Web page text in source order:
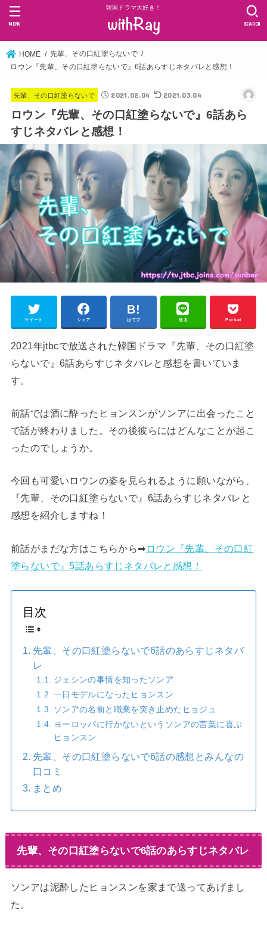
韓国ドラマ大好き！
SEARCH
MENU
HOME
先輩、その口紅塗らないで
ロウン『先輩、その口紅塗らないで』6話あらすじネタバレと感想！
先輩、その口紅塗らないで 2021.02.04 2021.03.04
ロウン『先輩、その口紅塗らないで』6話あら
すじネタバレと感想！
ツイート シェア はてブ 送る Pocket
2021年jtbcで放送された韓国ドラマ『先輩、その口紅塗
らないで』6話あらすじネタバレと感想を書いていま
す。
前話では酒に酔ったヒョンスンがソンアに出会ったこと
で話が終わりました。その後彼らにはどんなことが起こ
ったのでしょうか。
今回も可愛いロウンの姿を見られるように願いながら、
『先輩、その口紅塗らないで』6話あらすじネタバレと
感想を紹介しますね！
前話がまだな方はこちらから➡︎ ロウン『先輩、その口紅
塗らないで』5話あらすじネタバレと感想！
目次
先輩、その口紅塗らないで6話のあらすじネタバ
レ
ジェシンの事情を知ったソンア
一日モデルになったヒョンスン
ソンアの名前と職業を突き止めたヒョジュ
ヨーロッパに行かないというソンアの言葉に喜ぶ
ヒョンスン
先輩、その口紅塗らないで6話の感想とみんなの
口コミ
まとめ
先輩、その口紅塗らないで6話のあらすじネタバレ
ソンアは泥酔したヒョンスンを家まで送ってあげまし
た。